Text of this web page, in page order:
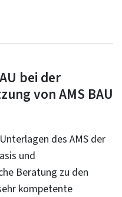
bei der
von AMS BAU
des AMS der
und
Beratung zu den
kompetente